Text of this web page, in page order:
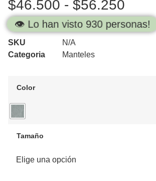
$46.500 - $56.250
👁️ Lo han visto 930 personas!
SKU
N/A
Categoria
Manteles
Color
Tamaño